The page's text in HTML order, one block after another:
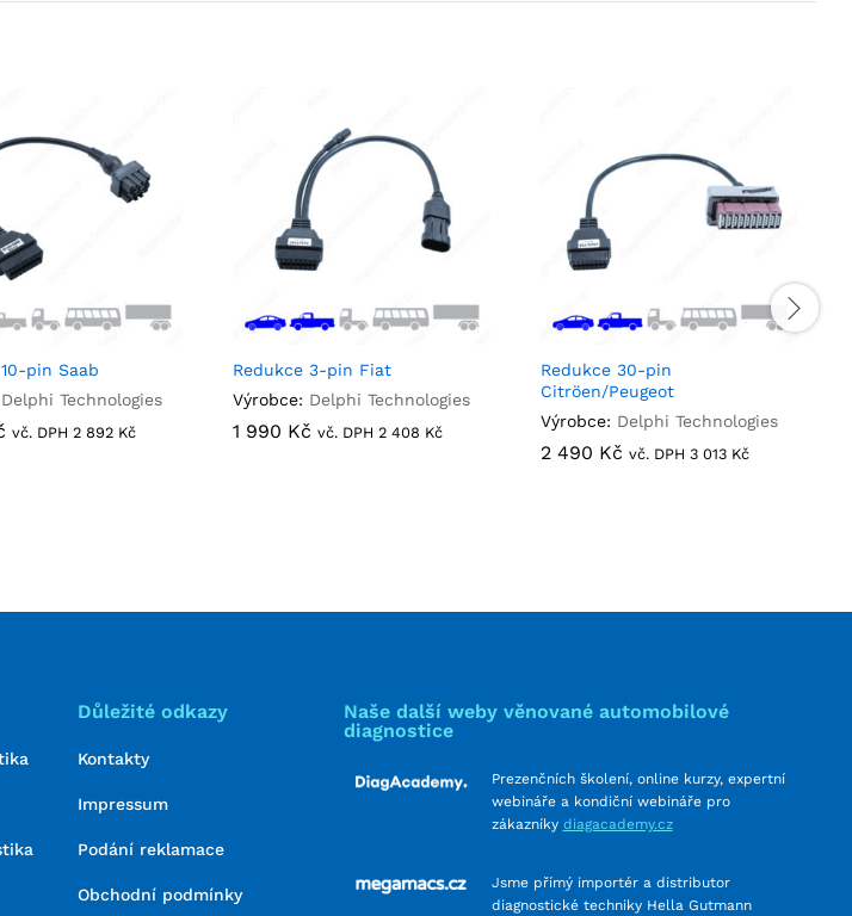
pin Saab
Delphi Technologies
vč. DPH 2 892 Kč
2 892 Kč
Redukce 3-pin Fiat
Výrobce: Delphi Technologies
1 990 Kč vč. DPH 2 408 Kč
1 990 Kč 2 408 Kč
Redukce 30-pin
Citröen/Peugeot
Výrobce: Delphi Technologies
2 490 Kč vč. DPH 3 013 Kč
2 490 Kč 3 013 Kč
Důležité odkazy
Kontakty
Impressum
Podání reklamace
Obchodní podmínky
Naše další weby věnované automobilové
diagnostice
Prezenčních školení, online kurzy, expertní
webináře a kondiční webináře pro
zákazníky diagacademy.cz
Jsme přímý importér a distributor
diagnostické techniky Hella Gutmann